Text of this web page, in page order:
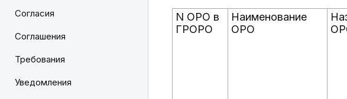
Согласия
Соглашения
Требования
Уведомления
N ОРО в
ГРОРО
Наименование
ОРО